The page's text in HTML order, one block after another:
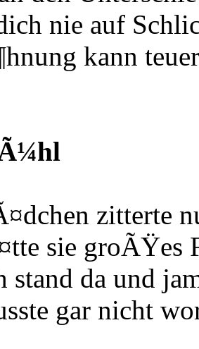
nie auf
kann
zitterte
sie groÃŸes
stand da und
gar nicht